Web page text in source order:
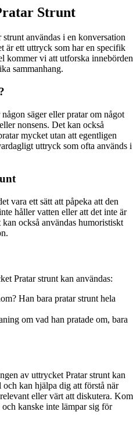
Strunt
användas i en konversation
är ett uttryck som har en specifik
kommer vi att utforska innebörden
sammanhang.
säger eller pratar om något
nonsens. Det kan också
mycket utan att egentligen
uttryck som ofta används i
vara ett sätt att påpeka att den
håller vatten eller att det inte är
också användas humoristiskt
Pratar strunt kan användas:
Han bara pratar strunt hela
om vad han pratade om, bara
av uttrycket Pratar strunt kan
kan hjälpa dig att förstå när
eller värt att diskutera. Kom
kanske inte lämpar sig för